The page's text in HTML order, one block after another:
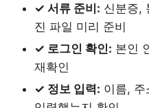
✓ 서류 준비: 신분증,
진 파일 미리 준비
✓ 로그인 확인: 본인
재확인
✓ 정보 입력: 이름, 주